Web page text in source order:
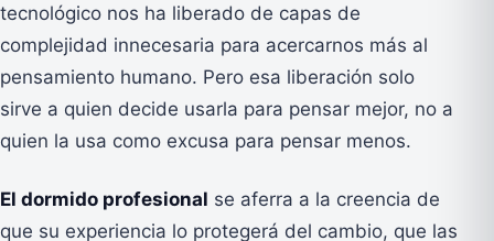
tecnológico nos ha liberado de capas de
complejidad innecesaria para acercarnos más al
pensamiento humano. Pero esa liberación solo
sirve a quien decide usarla para pensar mejor, no a
quien la usa como excusa para pensar menos.
El dormido profesional se aferra a la creencia de
que su experiencia lo protegerá del cambio, que las